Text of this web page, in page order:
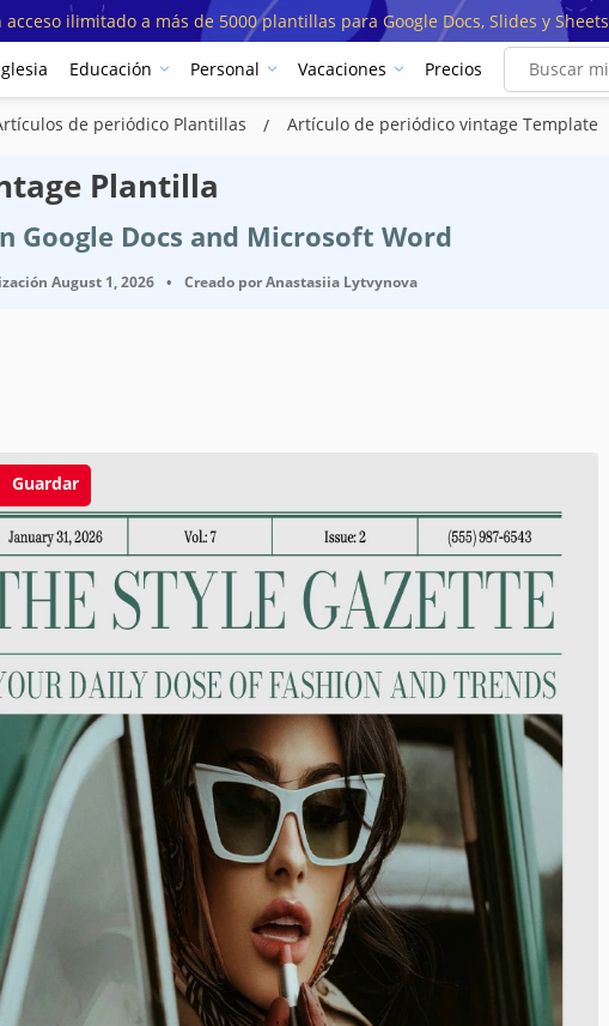
acceso ilimitado a más de 5000 plantillas para Google Docs, Slides y Sheets
Educación Personal Vacaciones Precios
de periódico Plantillas Artículo de periódico vintage Template
Plantilla
Google Docs and Microsoft Word
August 1, 2026 • Creado porAnastasiia Lytvynova
Guardar